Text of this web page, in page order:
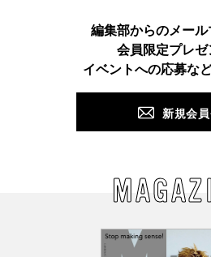
TikTok Facebook
編集部からのメール
会員限定プレゼ
イベントへの応募な
新規会